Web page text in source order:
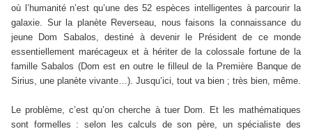
où l’humanité n’est qu’une des 52 espèces intelligentes à parcourir la
galaxie. Sur la planète Reverseau, nous faisons la connaissance du
jeune Dom Sabalos, destiné à devenir le Président de ce monde
essentiellement marécageux et à hériter de la colossale fortune de la
famille Sabalos (Dom est en outre le filleul de la Première Banque de
Sirius, une planète vivante…). Jusqu’ici, tout va bien ; très bien, même.
Le problème, c’est qu’on cherche à tuer Dom. Et les mathématiques
sont formelles : selon les calculs de son père, un spécialiste des